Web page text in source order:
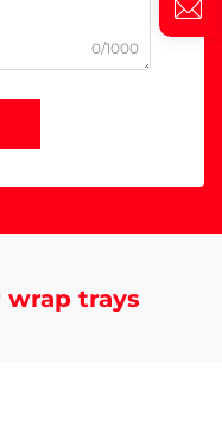
0/1000
wrap trays